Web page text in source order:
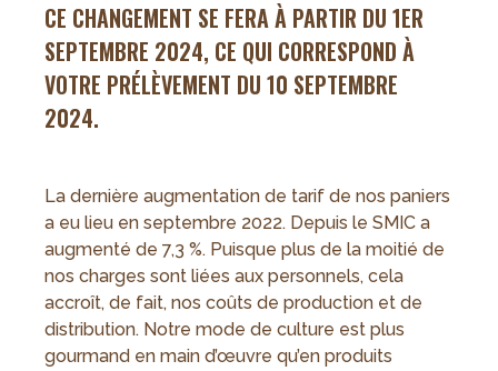
CE CHANGEMENT SE FERA À PARTIR DU 1ER
SEPTEMBRE 2024, CE QUI CORRESPOND À
VOTRE PRÉLÈVEMENT DU 10 SEPTEMBRE
2024.
La dernière augmentation de tarif de nos paniers
a eu lieu en septembre 2022. Depuis le SMIC a
augmenté de 7,3 %. Puisque plus de la moitié de
nos charges sont liées aux personnels, cela
accroît, de fait, nos coûts de production et de
distribution. Notre mode de culture est plus
gourmand en main d’œuvre qu’en produits